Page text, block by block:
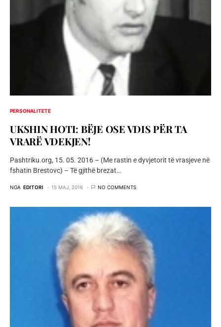
PERSONALITETE
UKSHIN HOTI: BËJE OSE VDIS PËR TA
VRARË VDEKJEN!
Pashtriku.org, 15. 05. 2016 – (Me rastin e dyvjetorit të vrasjeve në
fshatin Brestovc) – Të gjithë brezat…
NGA EDITORI 15 MAJ, 2016 NO COMMENTS